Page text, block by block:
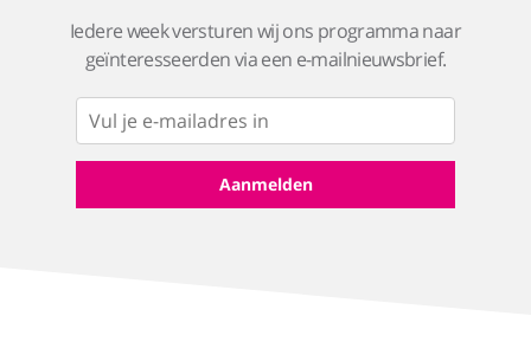
Iedere week versturen wij ons programma naar
geïnteresseerden via een e-mailnieuwsbrief.